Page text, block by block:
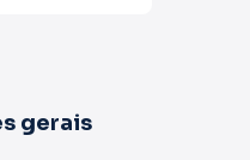
gerais